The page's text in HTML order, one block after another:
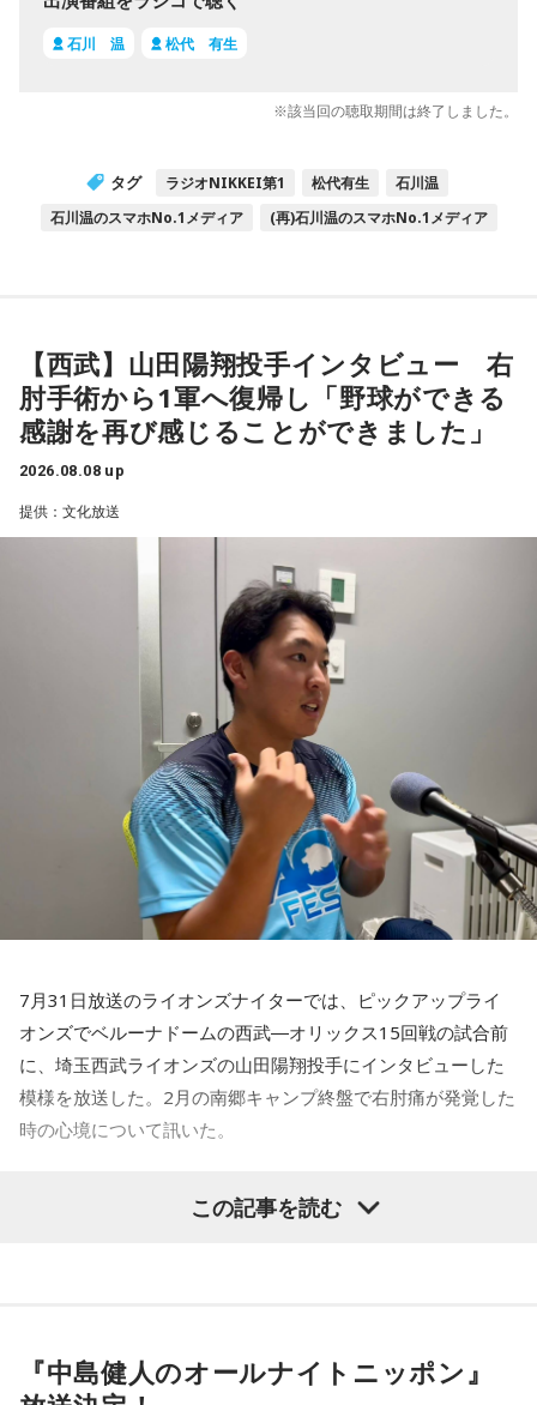
石川 温 松代 有生
※該当回の聴取期間は終了しました。
タグ ラジオNIKKEI第1 松代有生
石川温
石川温のスマホNo.1メディア
(再)石川温のスマホNo.1メディア
【西武】山田陽翔投手インタビュー 右
肘手術から1軍へ復帰し「野球ができる
感謝を再び感じることができました」
2026.08.08 up
提供：文化放送
7月31日放送のライオンズナイターでは、ピックアップライ
オンズでベルーナドームの西武―オリックス15回戦の試合前
に、埼玉西武ライオンズの山田陽翔投手にインタビューした
模様を放送した。2月の南郷キャンプ終盤で右肘痛が発覚した
時の心境について訊いた。
しい成績だったかと思いますが、「求めすぎずに自分のやる
――過去2年の苦労は昨シーズンに活きていたということです
この記事を読む
『中島健人のオールナイトニッポン』